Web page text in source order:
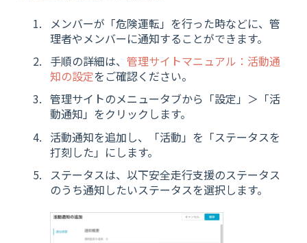
メンバーが「危険運転」を行った時などに、管
理者やメンバーに通知することができます。
手順の詳細は、 管理サイトマニュアル：活動通
知の設定をご確認ください。
管理サイトのメニュータブから「設定」＞「活
動通知」をクリックします。
活動通知を追加し、「活動」を「ステータスを
打刻した」にします。
ステータスは、以下安全走行支援のステータス
のうち通知したいステータスを選択します。